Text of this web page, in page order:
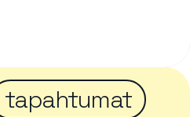
tapahtumat